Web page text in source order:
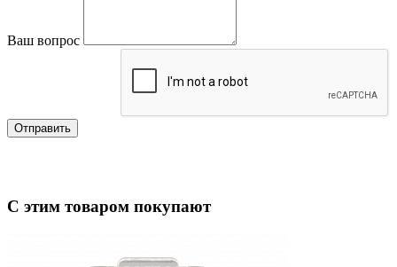
Ваш вопрос
Отправить
С этим товаром покупают